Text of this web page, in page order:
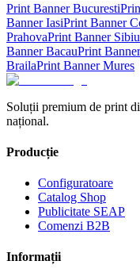
Print BannerBucuresti
BannerIasiPrint Banner
PrahovaPrint Banner Sibiu
BannerBacauPrint
BrailaPrint BannerMures
Soluții premium de print
național.
Producție
Configuratoare
Catalog Shop
Publicitate SEAP
Comenzi B2B
Informații